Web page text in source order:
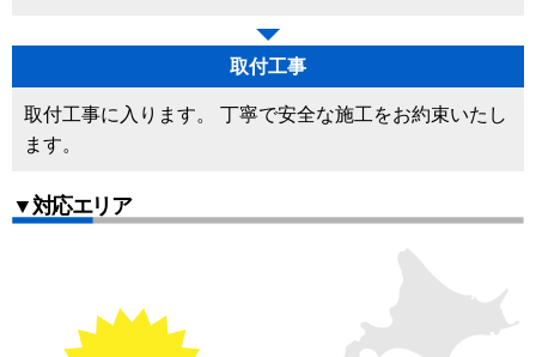
取付工事
取付工事に入ります。 丁寧で安全な施工をお約束いたし
ます。
▼対応エリア